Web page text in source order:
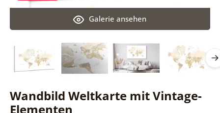
Wandbild Weltkarte mit Vintage-
Elementen
Galerie ansehen